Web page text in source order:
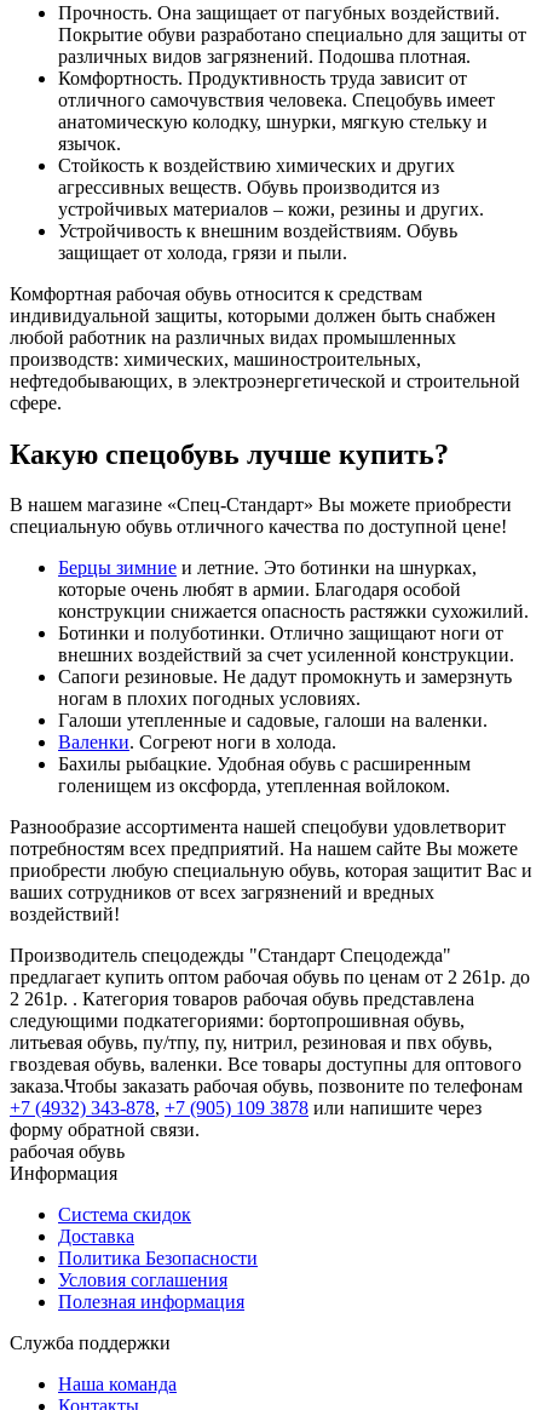
Прочность. Она защищает от пагубных воздействий.
Покрытие обуви разработано специально для защиты от
различных видов загрязнений. Подошва плотная.
Комфортность. Продуктивность труда зависит от
отличного самочувствия человека. Спецобувь имеет
анатомическую колодку, шнурки, мягкую стельку и
язычок.
Стойкость к воздействию химических и других
агрессивных веществ. Обувь производится из
устройчивых материалов – кожи, резины и других.
Устройчивость к внешним воздействиям. Обувь
защищает от холода, грязи и пыли.
Комфортная рабочая обувь относится к средствам
индивидуальной защиты, которыми должен быть снабжен
любой работник на различных видах промышленных
производств: химических, машиностроительных,
нефтедобывающих, в электроэнергетической и строительной
сфере.
Какую спецобувь лучше купить?
В нашем магазине «Спец-Стандарт» Вы можете приобрести
специальную обувь отличного качества по доступной цене!
Берцы зимние и летние. Это ботинки на шнурках,
которые очень любят в армии. Благодаря особой
конструкции снижается опасность растяжки сухожилий.
Ботинки и полуботинки. Отлично защищают ноги от
внешних воздействий за счет усиленной конструкции.
Сапоги резиновые. Не дадут промокнуть и замерзнуть
ногам в плохих погодных условиях.
Галоши утепленные и садовые, галоши на валенки.
Валенки. Согреют ноги в холода.
Бахилы рыбацкие. Удобная обувь с расширенным
голенищем из оксфорда, утепленная войлоком.
Разнообразие ассортимента нашей спецобуви удовлетворит
потребностям всех предприятий. На нашем сайте Вы можете
приобрести любую специальную обувь, которая защитит Вас и
ваших сотрудников от всех загрязнений и вредных
воздействий!
Производитель спецодежды "Стандарт Спецодежда"
предлагает купить оптом рабочая обувь по ценам от 2 261р. до
2 261р. . Категория товаров рабочая обувь представлена
следующими подкатегориями: бортопрошивная обувь,
литьевая обувь, пу/тпу, пу, нитрил, резиновая и пвх обувь,
гвоздевая обувь, валенки. Все товары доступны для оптового
заказа.Чтобы заказать рабочая обувь, позвоните по телефонам
+7 (4932) 343-878, +7 (905) 109 3878 или напишите через
форму обратной связи.
рабочая обувь
Информация
Система скидок
Доставка
Политика Безопасности
Условия соглашения
Полезная информация
Служба поддержки
Наша команда